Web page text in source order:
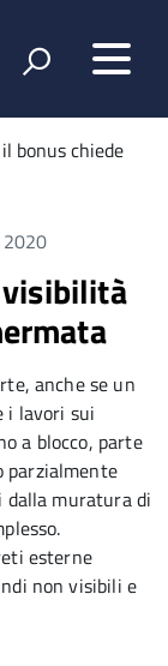
bonus chiede
visibilità
anche se un
i lavori sui
a blocco, parte
parzialmente
dalla muratura di
esterne
non visibili e